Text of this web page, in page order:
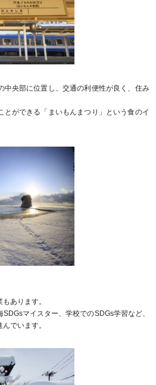
中央部に位置し、交通の利便性が良く、住み
とができる「まいもんまつり」という食のイ
あります。
マイスター、学校でのSDGs学習など、
でいます。